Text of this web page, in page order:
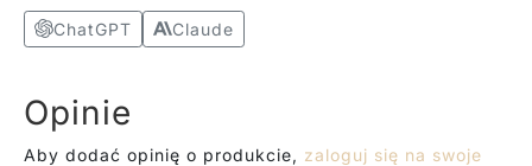
ChatGPT Claude
Opinie
Aby dodać opinię o produkcie, zaloguj się na swoje